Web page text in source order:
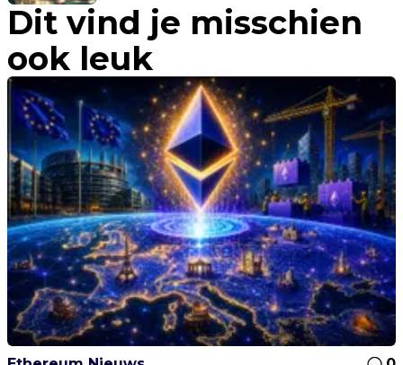
Dit vind je misschien
ook leuk